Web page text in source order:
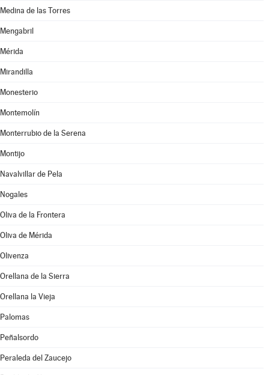
Medina de las Torres
Mengabril
Mérida
Mirandilla
Monesterio
Montemolín
Monterrubio de la Serena
Montijo
Navalvillar de Pela
Nogales
Oliva de la Frontera
Oliva de Mérida
Olivenza
Orellana de la Sierra
Orellana la Vieja
Palomas
Peñalsordo
Peraleda del Zaucejo